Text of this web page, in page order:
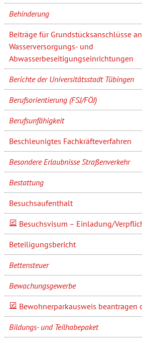
Behinderung
Beiträge für Grundstücksanschlüsse an
Wasserversorgungs- und
Abwasserbeseitigungseinrichtungen
Berichte der Universitätsstadt Tübingen
Berufsorientierung (FSJ/FÖJ)
Berufsunfähigkeit
Beschleunigtes Fachkräfteverfahren
Besondere Erlaubnisse Straßenverkehr
Bestattung
Besuchsaufenthalt
Besuchsvisum – Einladung/
Beteiligungsbericht
Bettensteuer
Bewachungsgewerbe
Bewohnerparkausweis beantragen
Bildungs- und Teilhabepaket